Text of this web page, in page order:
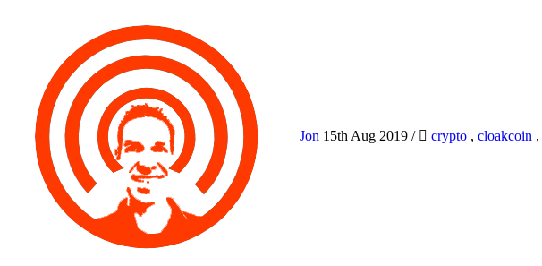
Jon 15th Aug 2019 / crypto , cloakcoin ,